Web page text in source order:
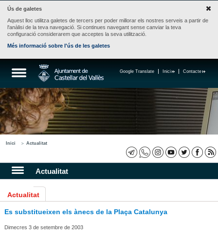
Ús de galetes
Aquest lloc utilitza galetes de tercers per poder millorar els nostres serveis a partir de
l'anàlisi de la teva navegació. Si continues navegant sense canviar la teva
configuració considerarem que acceptes la seva utilització.
Més informació sobre l'ús de les galetes
Contacte
Inici
Google Translate
Inici Actualitat
Actualitat
Actualitat
Es substitueixen els ànecs de la Plaça Catalunya
Dimecres 3 de setembre de 2003